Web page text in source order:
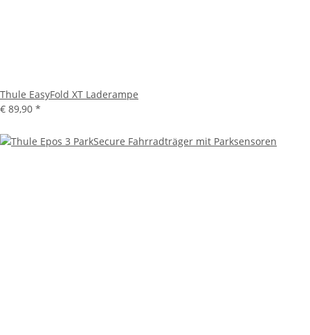
Thule EasyFold XT Laderampe
€ 89,90 *